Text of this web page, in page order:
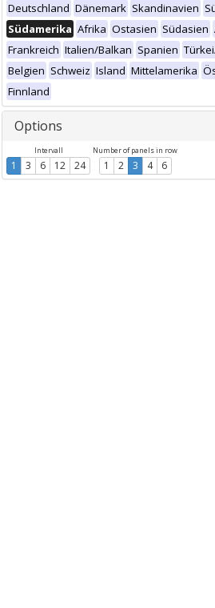
Deutschland Dänemark Skandinavien
Südamerika Afrika Ostasien Südasien
Frankreich Italien/Balkan Spanien
Belgien Schweiz Island Mittelamerika
Finnland
Options
Intervall
1 3 6 12 24
Number of panels in row
1 2 3 4 6